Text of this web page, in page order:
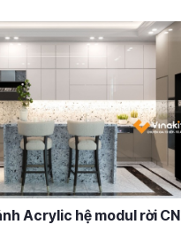
Acrylic hệ modul rời